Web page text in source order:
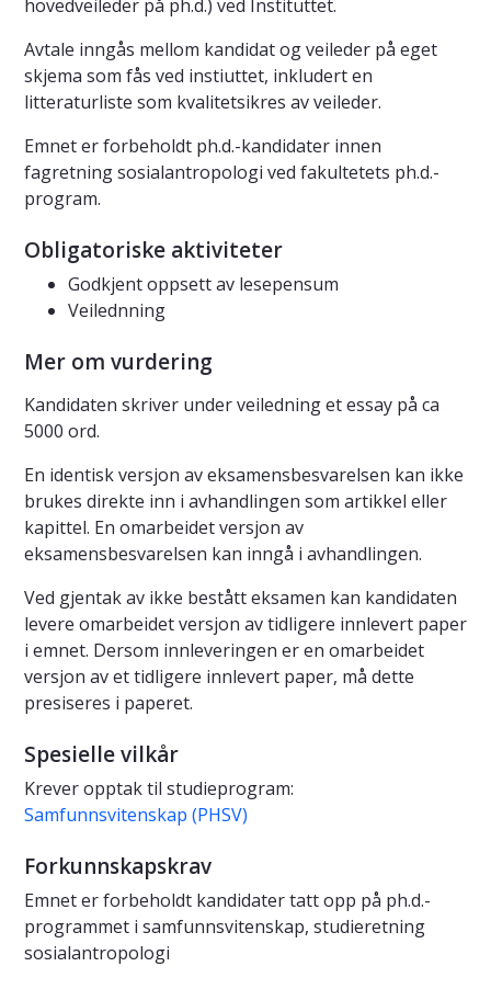
hovedveileder på ph.d.) ved Instituttet.
Avtale inngås mellom kandidat og veileder på eget
skjema som fås ved instiuttet, inkludert en
litteraturliste som kvalitetsikres av veileder.
Emnet er forbeholdt ph.d.-kandidater innen
fagretning sosialantropologi ved fakultetets ph.d.-
program.
Obligatoriske aktiviteter
Godkjent oppsett av lesepensum
Veilednning
Mer om vurdering
Kandidaten skriver under veiledning et essay på ca
5000 ord.
En identisk versjon av eksamensbesvarelsen kan ikke
brukes direkte inn i avhandlingen som artikkel eller
kapittel. En omarbeidet versjon av
eksamensbesvarelsen kan inngå i avhandlingen.
Ved gjentak av ikke bestått eksamen kan kandidaten
levere omarbeidet versjon av tidligere innlevert paper
i emnet. Dersom innleveringen er en omarbeidet
versjon av et tidligere innlevert paper, må dette
presiseres i paperet.
Spesielle vilkår
Krever opptak til studieprogram:
Samfunnsvitenskap (PHSV)
Forkunnskapskrav
Emnet er forbeholdt kandidater tatt opp på ph.d.-
programmet i samfunnsvitenskap, studieretning
sosialantropologi